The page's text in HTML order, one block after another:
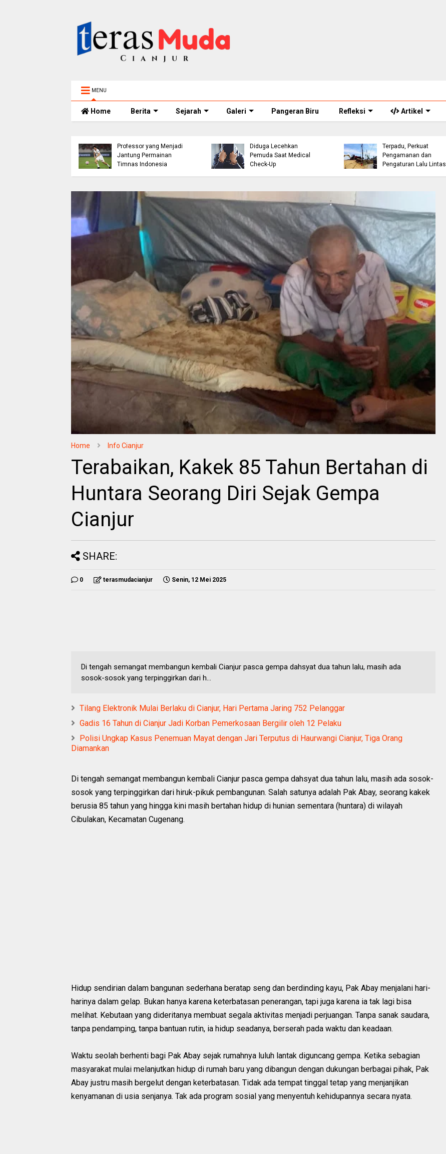
MENU
Home Berita Sejarah Galeri Pangeran Biru Refleksi Artikel
Professor yang Menjadi
Jantung Permainan
Timnas Indonesia
Diduga Lecehkan
Pemuda Saat Medical
Check-Up
Terpadu, Perkuat
Pengamanan dan
Pengaturan Lalu Lintas
Home Info Cianjur
Terabaikan, Kakek 85 Tahun Bertahan di
Huntara Seorang Diri Sejak Gempa
Cianjur
SHARE:
0 terasmudacianjur Senin, 12 Mei 2025
Di tengah semangat membangun kembali Cianjur pasca gempa dahsyat dua tahun lalu, masih ada
sosok-sosok yang terpinggirkan dari h...
Tilang Elektronik Mulai Berlaku di Cianjur, Hari Pertama Jaring 752 Pelanggar
Gadis 16 Tahun di Cianjur Jadi Korban Pemerkosaan Bergilir oleh 12 Pelaku
Polisi Ungkap Kasus Penemuan Mayat dengan Jari Terputus di Haurwangi Cianjur, Tiga Orang
Diamankan
Di tengah semangat membangun kembali Cianjur pasca gempa dahsyat dua tahun lalu, masih ada sosok-
sosok yang terpinggirkan dari hiruk-pikuk pembangunan. Salah satunya adalah Pak Abay, seorang kakek
berusia 85 tahun yang hingga kini masih bertahan hidup di hunian sementara (huntara) di wilayah
Cibulakan, Kecamatan Cugenang.
Hidup sendirian dalam bangunan sederhana beratap seng dan berdinding kayu, Pak Abay menjalani hari-
harinya dalam gelap. Bukan hanya karena keterbatasan penerangan, tapi juga karena ia tak lagi bisa
melihat. Kebutaan yang dideritanya membuat segala aktivitas menjadi perjuangan. Tanpa sanak saudara,
tanpa pendamping, tanpa bantuan rutin, ia hidup seadanya, berserah pada waktu dan keadaan.
Waktu seolah berhenti bagi Pak Abay sejak rumahnya luluh lantak diguncang gempa. Ketika sebagian
masyarakat mulai melanjutkan hidup di rumah baru yang dibangun dengan dukungan berbagai pihak, Pak
Abay justru masih bergelut dengan keterbatasan. Tidak ada tempat tinggal tetap yang menjanjikan
kenyamanan di usia senjanya. Tak ada program sosial yang menyentuh kehidupannya secara nyata.